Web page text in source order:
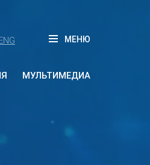
МЕНЮ
мероприятия
МУЛЬТИМЕДИА